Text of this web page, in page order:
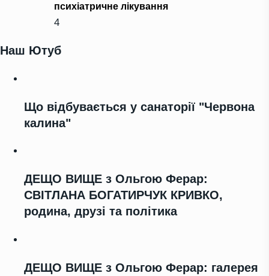
психіатричне лікування
4
Наш Ютуб
Що відбувається у санаторії "Червона
калина"
ДЕЩО ВИЩЕ з Ольгою Ферар:
СВІТЛАНА БОГАТИРЧУК КРИВКО,
родина, друзі та політика
ДЕЩО ВИЩЕ з Ольгою Ферар: галерея